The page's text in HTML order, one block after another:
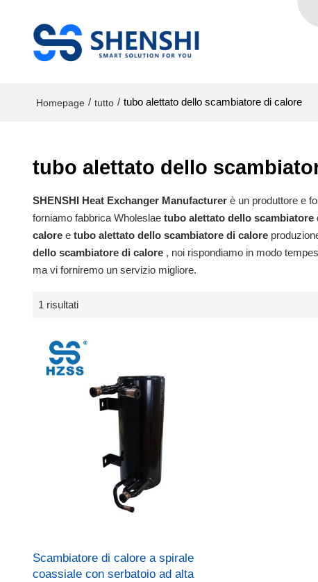
Homepage / tutto / tubo alettato dello scambiatore di calore
tubo alettato dello
SHENSHI Heat Exchanger Manufacturer​è un produttore e
forniamo fabbrica Wholeslae tubo alettato dello scambiatore
caloree tubo alettato dello scambiatore di calore
dello scambiatore di calore, noi rispondiamo in modo
ma vi forniremo un servizio migliore.
1 risultati
Scambiatore di calore a spirale
coassiale con serbatoio ad alta